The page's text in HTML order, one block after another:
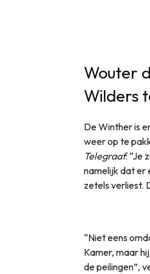
Wouter
Wilders
De Winther is
weer op te
Telegraaf: “Je
namelijk dat er
zetels verliest.
“Niet eens
Kamer, maar
de peilingen”,